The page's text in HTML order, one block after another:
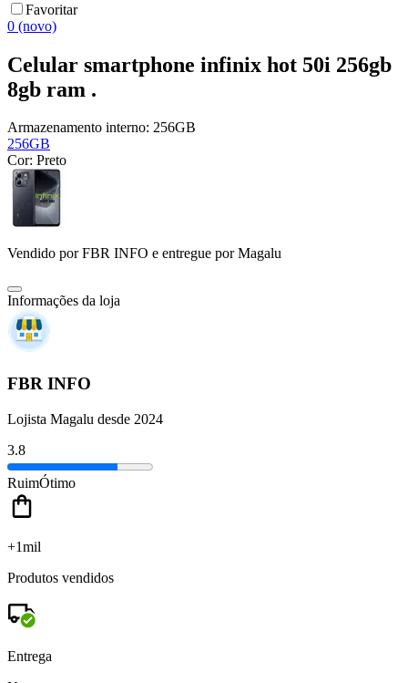
Favoritar
0 (novo)
Celular smartphone infinix hot 50i 256gb
8gb ram .
Armazenamento interno: 256GB
256GB
Cor: Preto
Vendido porFBR INFO e entregue por Magalu
Informações da loja
FBR INFO
Lojista Magalu desde 2024
3.8
RuimÓtimo
+1mil
Produtos vendidos
Entrega